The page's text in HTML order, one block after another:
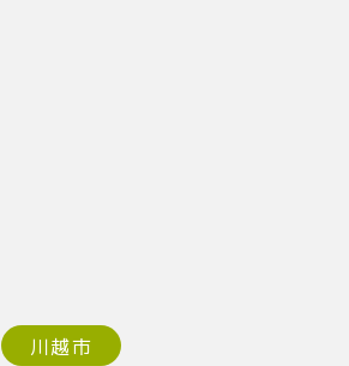
川越市